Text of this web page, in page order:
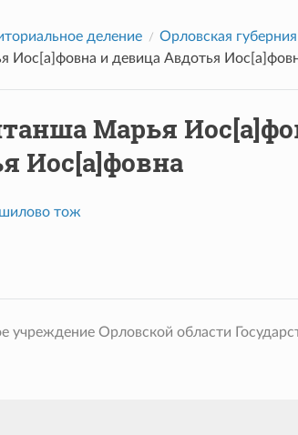
деление Орловская губерния
Иос[а]фовна и девица Авдотья
Марья
Иос[а]фовна
тож
Орловской области